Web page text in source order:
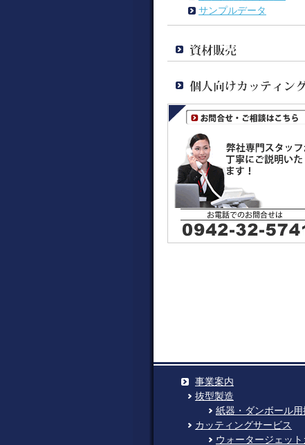
サンプルデータ
事業案内
抜型製造
紙器・ダンボール用
カッティングサービス
ウォータージェット